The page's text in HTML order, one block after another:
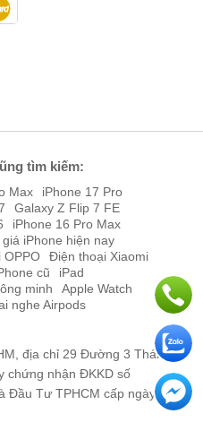
siêu bền tương tự như dòng
tốt hơn, chống trầy xước và
các va đập và tác động mạnh.
tìm kiếm:
Max
iPhone 17 Pro
Galaxy Z Flip 7 FE
iPhone 16 Pro Max
giá iPhone hiện nay
OPPO
Điện thoại Xiaomi
cũ
iPad
minh
Apple Watch
nghe Airpods
địa chỉ 29 Đường 3 Tháng 2,
chứng nhận ĐKKD số
Đầu Tư TPHCM cấp ngày